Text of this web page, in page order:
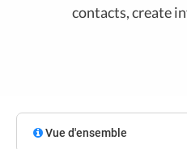
contacts, create
Vue d'ensemble